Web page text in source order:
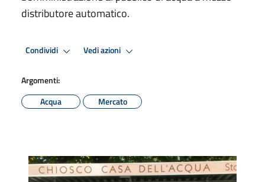
distributore automatico.
Condividi Vedi azioni
Argomenti:
Acqua
Mercato